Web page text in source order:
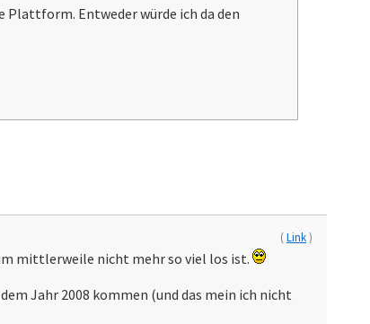
Entweder würde ich da den
(Link)
mittlerweile nicht mehr so viel los ist.
Jahr 2008 kommen (und das mein ich nicht